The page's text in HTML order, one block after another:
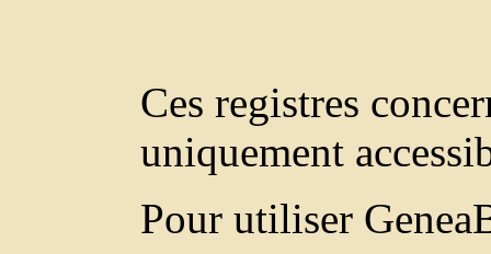
Ces registres
uniquement
Pour utiliser